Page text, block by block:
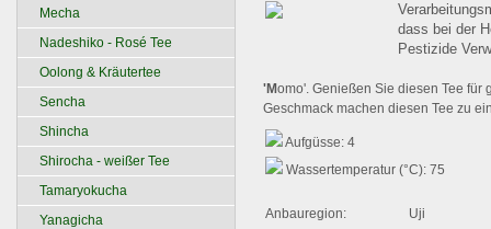
Mecha
Nadeshiko - Rosé Tee
Oolong & Kräutertee
Sencha
Shincha
Shirocha - weißer Tee
Tamaryokucha
Yanagicha
dass bei der
Pestizide
'Momo'. Genießen Sie diesen Tee für
Geschmack machen diesen Tee zu
Aufgüsse: 4
Wassertemperatur (°C): 75
Anbauregion: Uji